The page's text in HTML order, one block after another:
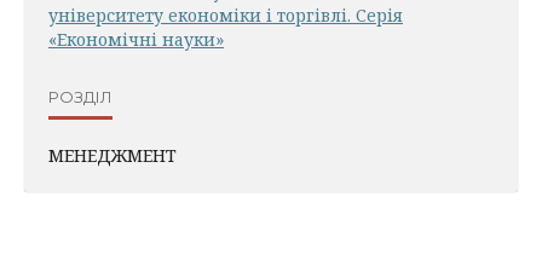
університету економіки і торгівлі. Серія
«Економічні науки»
РОЗДІЛ
МЕНЕДЖМЕНТ